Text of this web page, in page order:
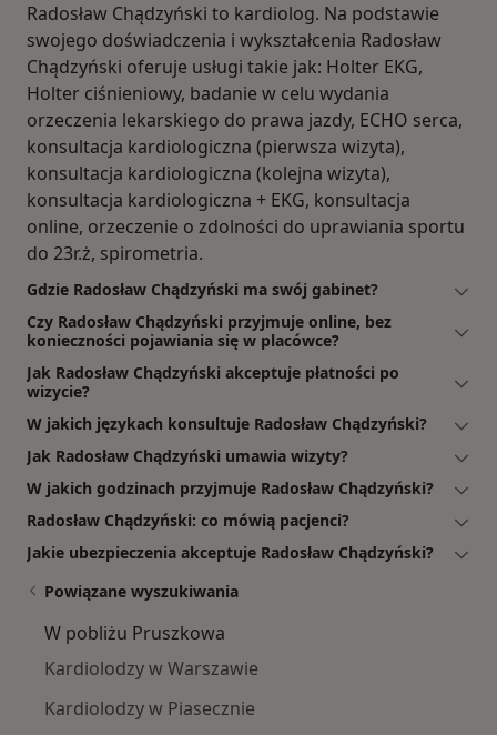
Radosław Chądzyński to kardiolog. Na podstawie
swojego doświadczenia i wykształcenia Radosław
Chądzyński oferuje usługi takie jak: Holter EKG,
Holter ciśnieniowy, badanie w celu wydania
orzeczenia lekarskiego do prawa jazdy, ECHO serca,
konsultacja kardiologiczna (pierwsza wizyta),
konsultacja kardiologiczna (kolejna wizyta),
konsultacja kardiologiczna + EKG, konsultacja
online, orzeczenie o zdolności do uprawiania sportu
do 23r.ż, spirometria.
Gdzie Radosław Chądzyński ma swój gabinet?
Czy Radosław Chądzyński przyjmuje online, bez
konieczności pojawiania się w placówce?
Jak Radosław Chądzyński akceptuje płatności po
wizycie?
W jakich językach konsultuje Radosław Chądzyński?
Jak Radosław Chądzyński umawia wizyty?
W jakich godzinach przyjmuje Radosław Chądzyński?
Radosław Chądzyński: co mówią pacjenci?
Jakie ubezpieczenia akceptuje Radosław Chądzyński?
Powiązane wyszukiwania
W pobliżu Pruszkowa
Kardiolodzy w Warszawie
Kardiolodzy w Piasecznie